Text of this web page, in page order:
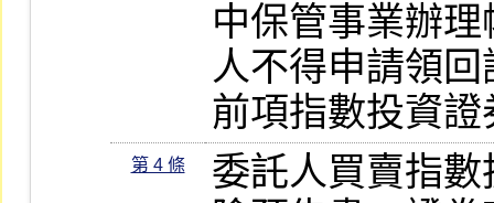
中保管事業辦
人不得申請領
前項指數投資
第 4 條
委託人買賣指